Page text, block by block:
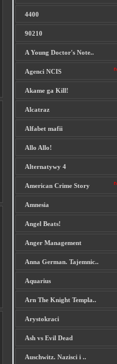
4400
90210
A Young Doctor's Note..
Agenci NCIS
Akame ga Kill!
Alcatraz
Alfabet mafii
Allo Allo!
Alternatywy 4
American Crime Story
Amnesia
Angel Beats!
Anger Management
Anna German. Tajemnic..
Aquarius
Arn The Knight Templa..
Arystokraci
Ash vs Evil Dead
Auschwitz. Nazisci i ..